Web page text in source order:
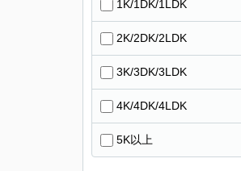
1K/1DK/1LDK
2K/2DK/2LDK
3K/3DK/3LDK
4K/4DK/4LDK
5K以上